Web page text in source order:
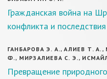
Гражданская война на
конфликта и последствия
ГАНБАРОВА Э. А., АЛИЕВ Т.
Ф., МИРЗАЛИЕВА С. Э.,
Превращение